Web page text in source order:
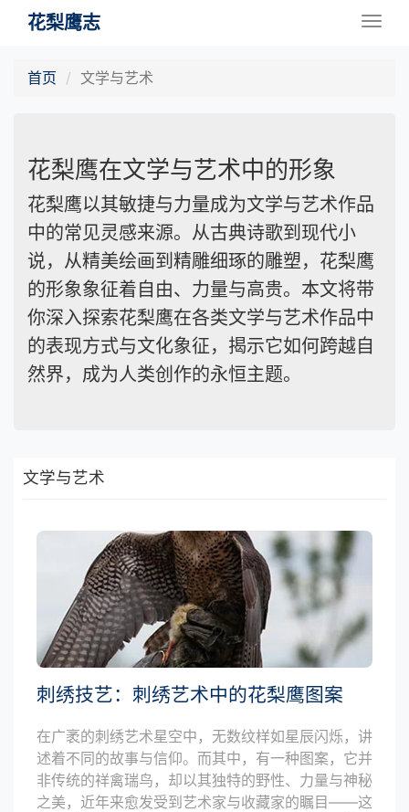
花梨鹰志
首页 文学与艺术
花梨鹰在文学与艺术中的形象
花梨鹰以其敏捷与力量成为文学与艺术作品
中的常见灵感来源。从古典诗歌到现代小
说，从精美绘画到精雕细琢的雕塑，花梨鹰
的形象象征着自由、力量与高贵。本文将带
你深入探索花梨鹰在各类文学与艺术作品中
的表现方式与文化象征，揭示它如何跨越自
然界，成为人类创作的永恒主题。
文学与艺术
刺绣技艺：刺绣艺术中的花梨鹰图案
在广袤的刺绣艺术星空中，无数纹样如星辰闪烁，讲
述着不同的故事与信仰。而其中，有一种图案，它并
非传统的祥禽瑞鸟，却以其独特的野性、力量与神秘
之美，近年来愈发受到艺术家与收藏家的瞩目——这